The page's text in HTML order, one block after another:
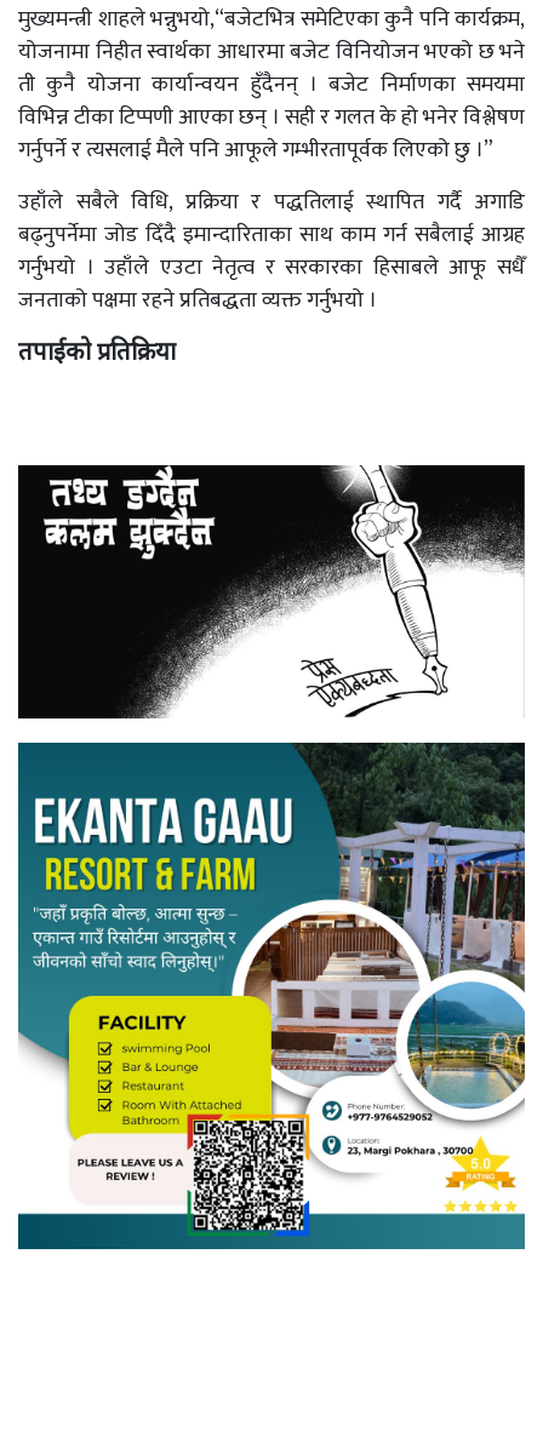
मुख्यमन्त्री शाहले भन्नुभयो,“बजेटभित्र समेटिएका कुनै पनि कार्यक्रम,
योजनामा निहीत स्वार्थका आधारमा बजेट विनियोजन भएको छ भने
ती कुनै योजना कार्यान्वयन हुँदैनन् । बजेट निर्माणका समयमा
विभिन्न टीका टिप्पणी आएका छन् । सही र गलत के हो भनेर विश्लेषण
गर्नुपर्ने र त्यसलाई मैले पनि आफूले गम्भीरतापूर्वक लिएको छु ।”
उहाँले सबैले विधि, प्रक्रिया र पद्धतिलाई स्थापित गर्दै अगाडि
बढ्नुपर्नेमा जोड दिँदै इमान्दारिताका साथ काम गर्न सबैलाई आग्रह
गर्नुभयो । उहाँले एउटा नेतृत्व र सरकारका हिसाबले आफू सधैँ
जनताको पक्षमा रहने प्रतिबद्धता व्यक्त गर्नुभयो ।
तपाईको प्रतिक्रिया